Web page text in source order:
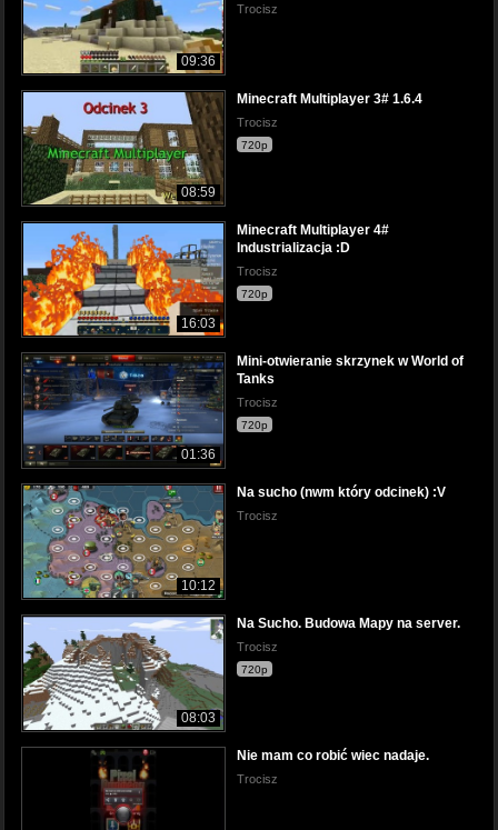
09:36
Trocisz
08:59
Minecraft Multiplayer 3# 1.6.4
Trocisz
720p
16:03
Minecraft Multiplayer 4#
Industrializacja :D
Trocisz
720p
01:36
Mini-otwieranie skrzynek w World of
Tanks
Trocisz
720p
10:12
Na sucho (nwm który odcinek) :V
Trocisz
08:03
Na Sucho. Budowa Mapy na server.
Trocisz
720p
Nie mam co robić wiec nadaje.
Trocisz